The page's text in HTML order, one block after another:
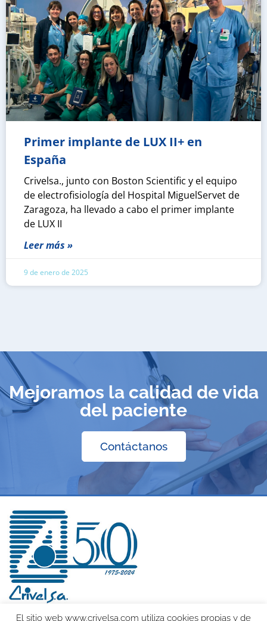
Primer implante de LUX II+ en
España
Crivelsa., junto con Boston Scientific y el equipo
de electrofisiología del Hospital MiguelServet de
Zaragoza, ha llevado a cabo el primer implante
de LUX II
Leer más »
9 de enero de 2025
Mejoramos la calidad de vida
del paciente
Contáctanos
El sitio web www.crivelsa.com utiliza cookies propias y de